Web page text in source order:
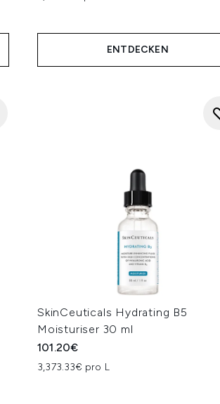
ENTDECKEN
SkinCeuticals Hydrating B5
Moisturiser 30 ml
101.20€
3,373.33€ pro L